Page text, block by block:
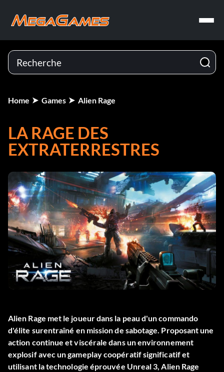
Home Games Alien Rage
LA RAGE DES
EXTRATERRESTRES
Alien Rage met le joueur dans la peau d'un commando
d'élite surentraîné en mission de sabotage. Proposant une
action continue et viscérale dans un environnement
explosif avec un gameplay coopératif significatif et
utilisant la technologie éprouvée Unreal 3, Alien Rage